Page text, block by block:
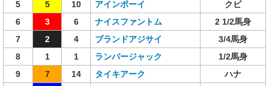
5
5 10 アインボーイ
クビ
6
3 6 ナイスファントム
2 1/2馬身
7
2 4 ブランドアジサイ
3/4馬身
8
1 1 ランバージャック
1/2馬身
9
7 14 タイキアーク
ハナ